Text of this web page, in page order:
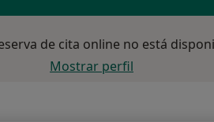
de cita online no está
Mostrar perfil